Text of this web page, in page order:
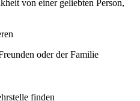
von einer geliebten Person,
oder der Familie
finden